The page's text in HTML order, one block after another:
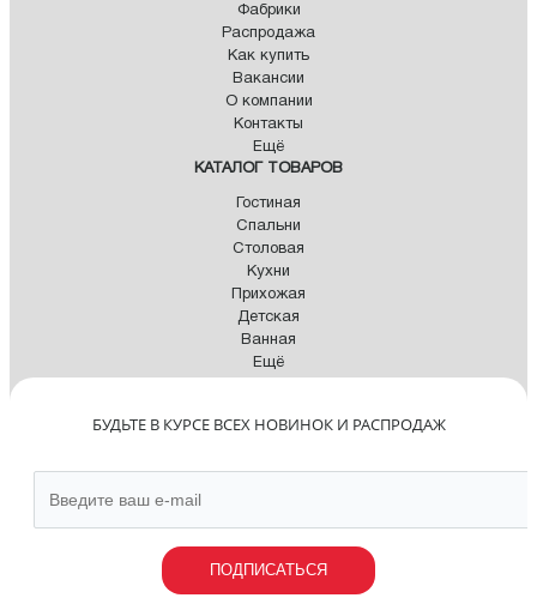
Фабрики
Распродажа
Как купить
Вакансии
О компании
Контакты
Ещё
КАТАЛОГ ТОВАРОВ
Гостиная
Спальни
Столовая
Кухни
Прихожая
Детская
Ванная
Ещё
БУДЬТЕ В КУРСЕ ВСЕХ НОВИНОК И РАСПРОДАЖ
ПОДПИСАТЬСЯ